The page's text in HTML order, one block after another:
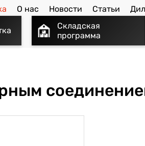
О нас Новости Статьи
Складская
программа